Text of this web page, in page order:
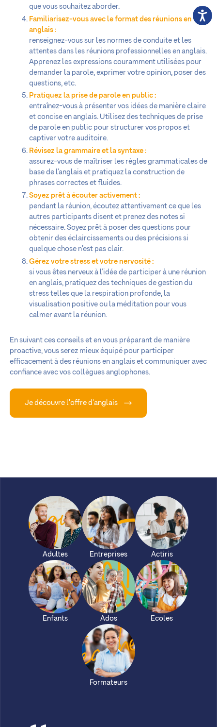
que vous souhaitez aborder.
Familiarisez-vous avec le format des réunions en
anglais :
renseignez-vous sur les normes de conduite et les
attentes dans les réunions professionnelles en anglais.
Apprenez les expressions couramment utilisées pour
demander la parole, exprimer votre opinion, poser des
questions, etc.
Pratiquez la prise de parole en public :
entraînez-vous à présenter vos idées de manière claire
et concise en anglais. Utilisez des techniques de prise
de parole en public pour structurer vos propos et
captiver votre auditoire.
Révisez la grammaire et la syntaxe :
assurez-vous de maîtriser les règles grammaticales de
base de l’anglais et pratiquez la construction de
phrases correctes et fluides.
Soyez prêt à écouter activement :
pendant la réunion, écoutez attentivement ce que les
autres participants disent et prenez des notes si
nécessaire. Soyez prêt à poser des questions pour
obtenir des éclaircissements ou des précisions si
quelque chose n’est pas clair.
Gérez votre stress et votre nervosité :
si vous êtes nerveux à l’idée de participer à une réunion
en anglais, pratiquez des techniques de gestion du
stress telles que la respiration profonde, la
visualisation positive ou la méditation pour vous
calmer avant la réunion.
En suivant ces conseils et en vous préparant de manière
proactive, vous serez mieux équipé pour participer
efficacement à des réunions en anglais et communiquer avec
confiance avec vos collègues anglophones.
Je découvre l'offre d'anglais
Adultes Entreprises Actiris
Enfants Ados Ecoles
Formateurs